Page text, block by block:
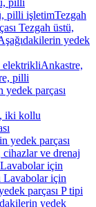
pilli
pilli işletimTezgah
Tezgah üstü,
yedek
elektrikliAnkastre,
pilli
yedek parçası
iki kollu
yedek parçası
ve drenaj
Lavabolar için
Lavabolar için
parçası P tipi
yedek